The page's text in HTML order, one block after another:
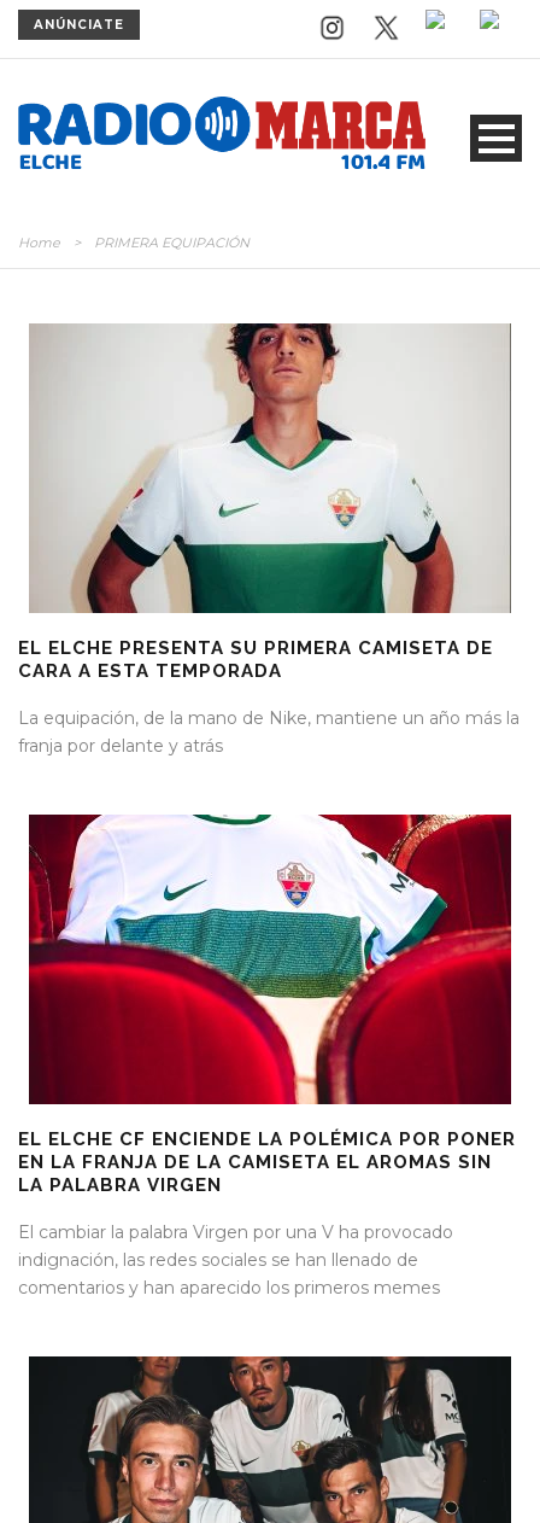
ANÚNCIATE
Home > PRIMERA EQUIPACIÓN
EL ELCHE PRESENTA SU PRIMERA CAMISETA DE
CARA A ESTA TEMPORADA
La equipación, de la mano de Nike, mantiene un año más la
franja por delante y atrás
EL ELCHE CF ENCIENDE LA POLÉMICA POR PONER
EN LA FRANJA DE LA CAMISETA EL AROMAS SIN
LA PALABRA VIRGEN
El cambiar la palabra Virgen por una V ha provocado
indignación, las redes sociales se han llenado de
comentarios y han aparecido los primeros memes